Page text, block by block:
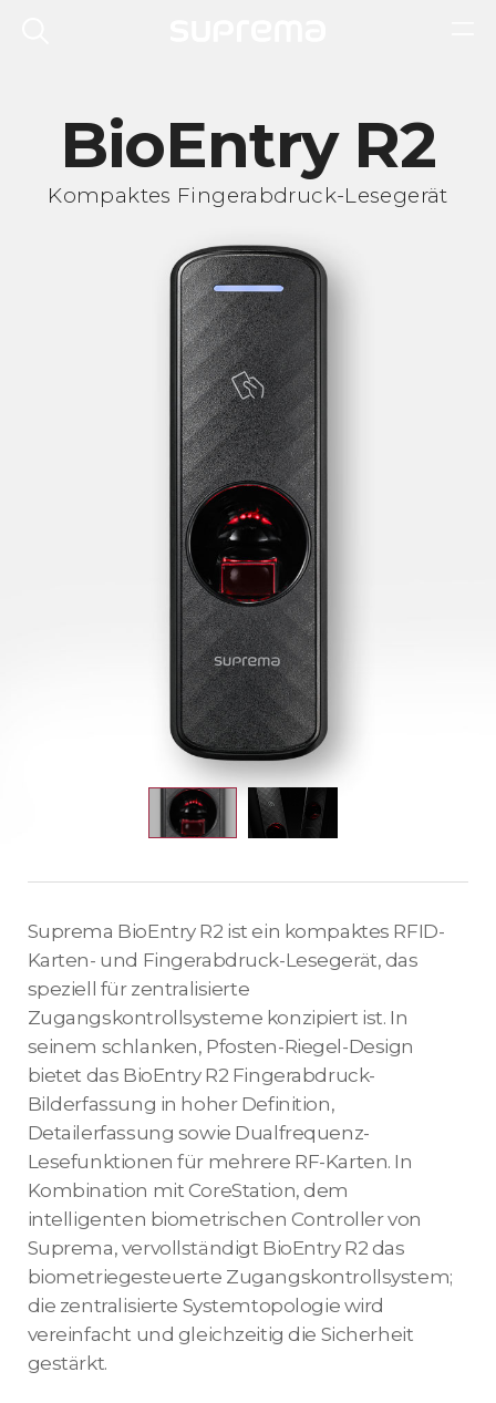
BioEntry R2
Kompaktes Fingerabdruck-Lesegerät
Suprema BioEntry R2 ist ein kompaktes RFID-
Karten- und Fingerabdruck-Lesegerät, das
speziell für zentralisierte
Zugangskontrollsysteme konzipiert ist. In
seinem schlanken, Pfosten-Riegel-Design
bietet das BioEntry R2 Fingerabdruck-
Bilderfassung in hoher Definition,
Detailerfassung sowie Dualfrequenz-
Lesefunktionen für mehrere RF-Karten. In
Kombination mit CoreStation, dem
intelligenten biometrischen Controller von
Suprema, vervollständigt BioEntry R2 das
biometriegesteuerte Zugangskontrollsystem;
die zentralisierte Systemtopologie wird
vereinfacht und gleichzeitig die Sicherheit
gestärkt.